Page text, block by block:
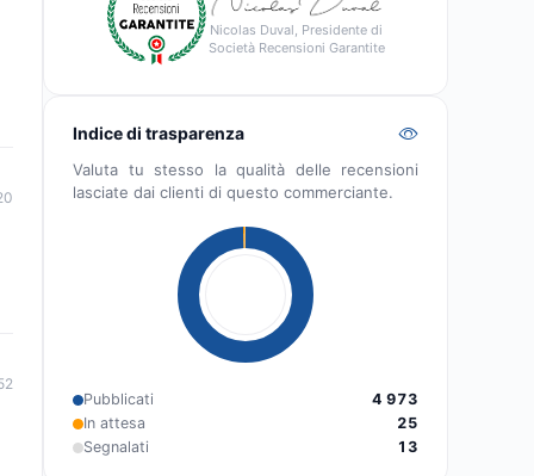
Nicolas Duval, Presidente di
Società Recensioni Garantite
Indice di trasparenza
Valuta tu stesso la qualità delle recensioni
lasciate dai clienti di questo commerciante.
Pubblicati
4 973
In attesa
25
Segnalati
13